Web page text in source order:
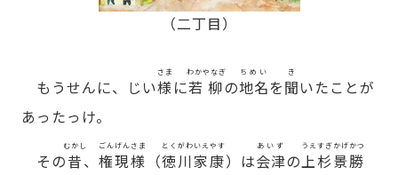
（二丁目）
もうせんに、じい様
さま
に若柳
わかやなぎ
の地名
ちめい
を聞
き
いたことが
あったっけ。
その昔
むかし
、 権現様
ごんげんさま
（徳川家康
とくがわいえやす
）は会津
あいず
の上杉景勝
うえすぎかげかつ